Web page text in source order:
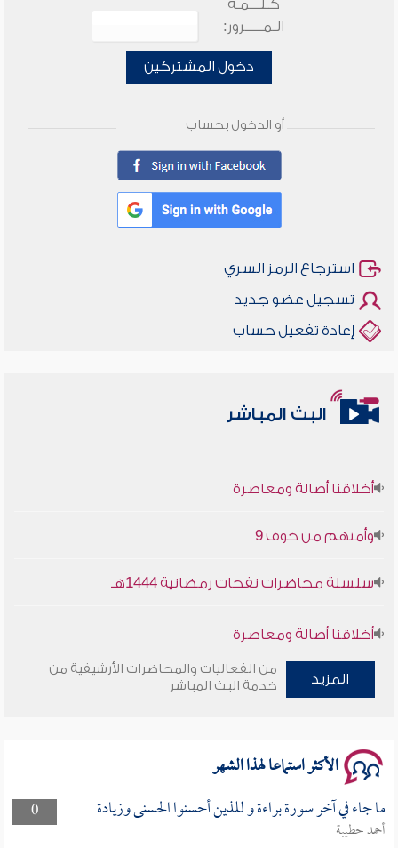
كـلـــمـة
الـمـــــرور:
دخول المشتركين
أو الدخول بحساب
استرجاع الرمز السري
تسجيل عضو جديد
إعادة تفعيل حساب
البث المباشر
أخلاقنا أصالة ومعاصرة
وأمنهم من خوف 9
سلسلة محاضرات نفحات رمضانية 1444هـ
أخلاقنا أصالة ومعاصرة
وأمنهم من خوف 9
المزيد
من الفعاليات والمحاضرات الأرشيفية من
خدمة البث المباشر
الأكثر استماعا لهذا الشهر
0 ما جاء في آخر سورة براءة و للذين أحسنوا الحسنى وزيادة
أحمد حطيبة